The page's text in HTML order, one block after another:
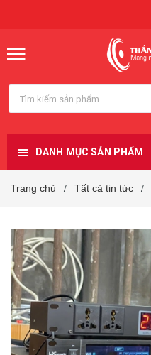
DANH MỤC SẢN PHẨM
Trang chủ / Tất cả tin tức /